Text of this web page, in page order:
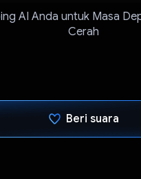
AI Anda untuk Masa
Cerah
Beri suara